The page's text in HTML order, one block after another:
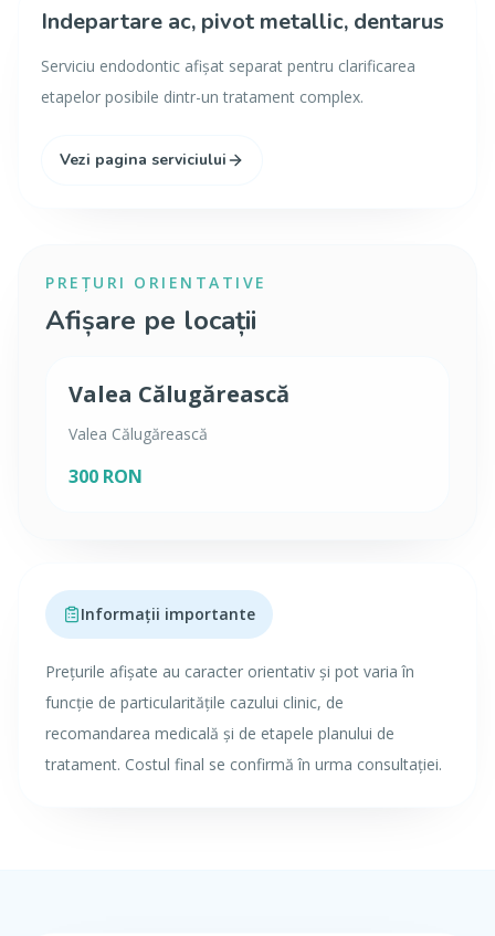
Indepartare ac, pivot metallic, dentarus
Serviciu endodontic afișat separat pentru clarificarea
etapelor posibile dintr-un tratament complex.
Vezi pagina serviciului
PREȚURI ORIENTATIVE
Afișare pe locații
Valea Călugărească
Valea Călugărească
300 RON
Informații importante
Prețurile afișate au caracter orientativ și pot varia în
funcție de particularitățile cazului clinic, de
recomandarea medicală și de etapele planului de
tratament. Costul final se confirmă în urma consultației.